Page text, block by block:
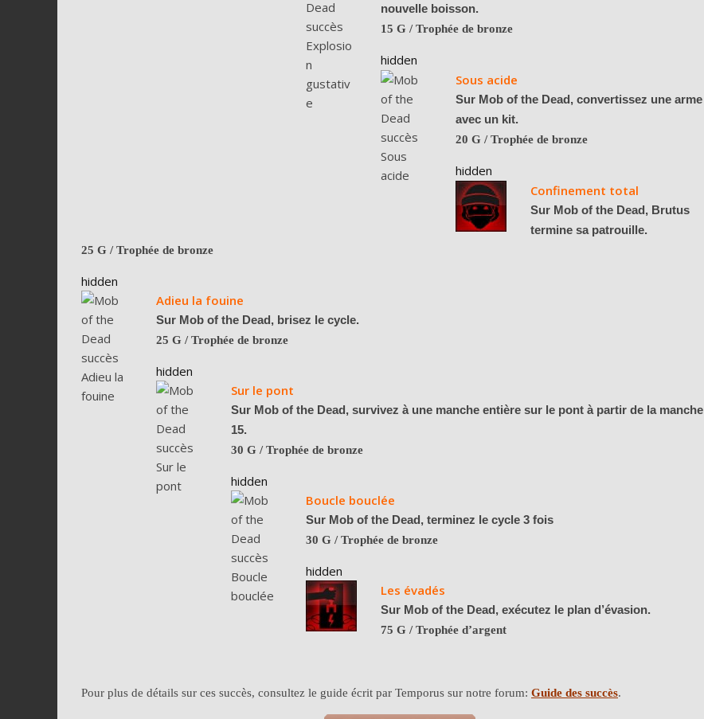
nouvelle boisson.
15 G / Trophée de bronze
hidden
Sous acide
Sur Mob of the Dead, convertissez une arme
avec un kit.
20 G / Trophée de bronze
hidden
Confinement total
Sur Mob of the Dead, Brutus
termine sa patrouille.
25 G / Trophée de bronze
hidden
Adieu la fouine
Sur Mob of the Dead, brisez le cycle.
25 G / Trophée de bronze
hidden
Sur le pont
Sur Mob of the Dead, survivez à une manche entière sur le pont à partir de la manche
15.
30 G / Trophée de bronze
hidden
Boucle bouclée
Sur Mob of the Dead, terminez le cycle 3 fois
30 G / Trophée de bronze
hidden
Les évadés
Sur Mob of the Dead, exécutez le plan d’évasion.
75 G / Trophée d’argent
Pour plus de détails sur ces succès, consultez le guide écrit par Temporus sur notre forum: Guide des succès.